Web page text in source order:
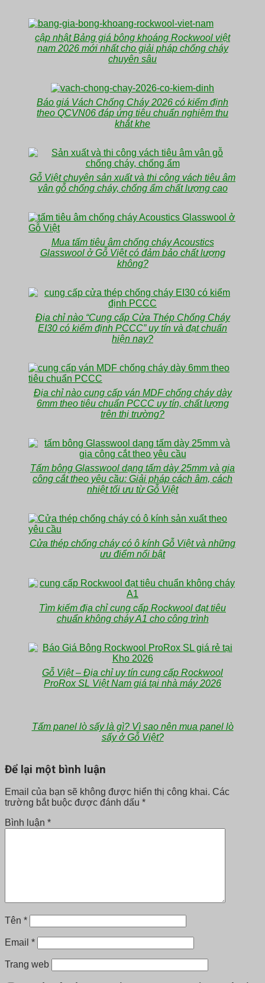
cập nhật Bảng giá bông khoáng Rockwool việt
nam 2026 mới nhất cho giải pháp chống cháy
chuyên sâu
Báo giá Vách Chống Cháy 2026 có kiểm định
theo QCVN06 đáp ứng tiêu chuẩn nghiệm thu
khắt khe
Gỗ Việt chuyên sản xuất và thi công vách tiêu âm
vân gỗ chống cháy, chống ẩm chất lượng cao
Mua tấm tiêu âm chống cháy Acoustics
Glasswool ở Gỗ Việt có đảm bảo chất lượng
không?
Địa chỉ nào “Cung cấp Cửa Thép Chống Cháy
EI30 có kiểm định PCCC” uy tín và đạt chuẩn
hiện nay?
Địa chỉ nào cung cấp ván MDF chống cháy dày
6mm theo tiêu chuẩn PCCC uy tín, chất lượng
trên thị trường?
Tấm bông Glasswool dạng tấm dày 25mm và gia
công cắt theo yêu cầu: Giải pháp cách âm, cách
nhiệt tối ưu từ Gỗ Việt
Cửa thép chống cháy có ô kính Gỗ Việt và những
ưu điểm nổi bật
Tìm kiếm địa chỉ cung cấp Rockwool đạt tiêu
chuẩn không cháy A1 cho công trình
Gỗ Việt – Địa chỉ uy tín cung cấp Rockwool
ProRox SL Việt Nam giá tại nhà máy 2026
Tấm panel lò sấy là gì? Vì sao nên mua panel lò
sấy ở Gỗ Việt?
Để lại một bình luận
Email của bạn sẽ không được hiển thị công khai. Các
trường bắt buộc được đánh dấu *
Bình luận *
Tên *
Email *
Trang web